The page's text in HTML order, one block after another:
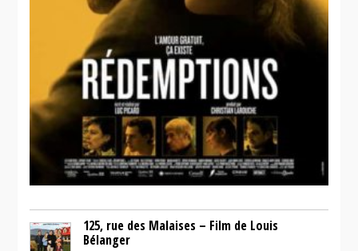
125, rue des Malaises – Film de Louis
Bélanger